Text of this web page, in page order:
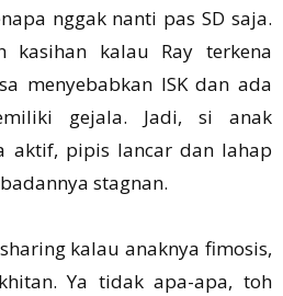
nggak nanti pas SD saja.
kasihan kalau Ray terkena
menyebabkan ISK dan ada
gejala. Jadi, si anak
aktif, pipis lancar dan lahap
stagnan.
kalau anaknya fimosis,
Ya tidak apa-apa, toh